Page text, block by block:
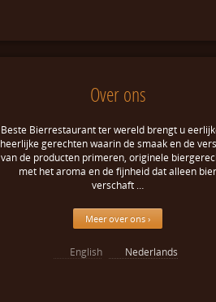
Over ons
Beste Bierrestaurant ter wereld brengt u
heerlijke gerechten waarin de smaak en de
van de producten primeren, originele
met het aroma en de fijnheid dat alleen bier
verschaft …
Meer over ons ›
English Nederlands